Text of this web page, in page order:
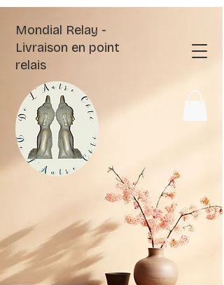
Mondial Relay -
Livraison en point
relais